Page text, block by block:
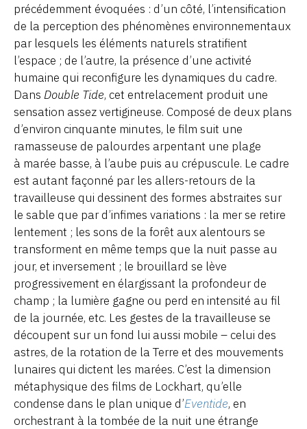
précédemment évoquées : d’un côté, l’intensification
de la perception des phénomènes environnementaux
par lesquels les éléments naturels stratifient
l’espace ; de l’autre, la présence d’une activité
humaine qui reconfigure les dynamiques du cadre.
Dans Double Tide, cet entrelacement produit une
sensation assez vertigineuse. Composé de deux plans
d’environ cinquante minutes, le film suit une
ramasseuse de palourdes arpentant une plage
à marée basse, à l’aube puis au crépuscule. Le cadre
est autant façonné par les allers-retours de la
travailleuse qui dessinent des formes abstraites sur
le sable que par d’infimes variations : la mer se retire
lentement ; les sons de la forêt aux alentours se
transforment en même temps que la nuit passe au
jour, et inversement ; le brouillard se lève
progressivement en élargissant la profondeur de
champ ; la lumière gagne ou perd en intensité au fil
de la journée, etc. Les gestes de la travailleuse se
découpent sur un fond lui aussi mobile – celui des
astres, de la rotation de la Terre et des mouvements
lunaires qui dictent les marées. C’est la dimension
métaphysique des films de Lockhart, qu’elle
condense dans le plan unique d’Eventide, en
orchestrant à la tombée de la nuit une étrange